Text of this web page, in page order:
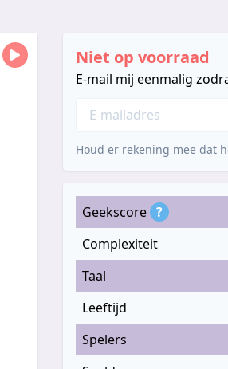
Niet op voorraad
E-mail mij eenmalig
Houd er rekening mee dat
Geekscore ?
Complexiteit
Taal
Leeftijd
Spelers